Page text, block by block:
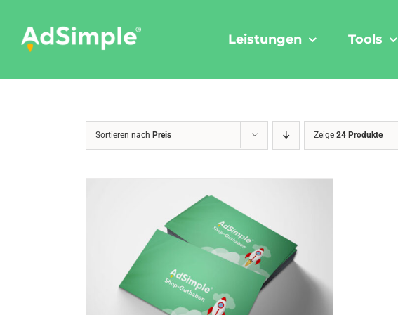
content
Leistungen Tools
Sortieren nach Preis Zeige 24 Produkte